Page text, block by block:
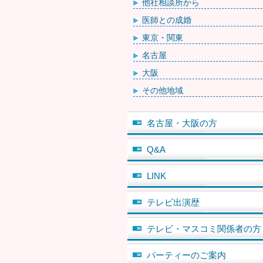
他社相談所から
医師との成婚
東京・関東
名古屋
大阪
その他地域
名古屋・大阪の方
Q&A
LINK
テレビ出演歴
テレビ・マスコミ関係者の方
パーティーのご案内